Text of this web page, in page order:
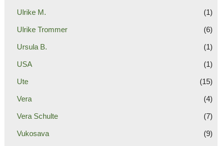
Ulrike M. (1)
Ulrike Trommer (6)
Ursula B. (1)
USA (1)
Ute (15)
Vera (4)
Vera Schulte (7)
Vukosava (9)